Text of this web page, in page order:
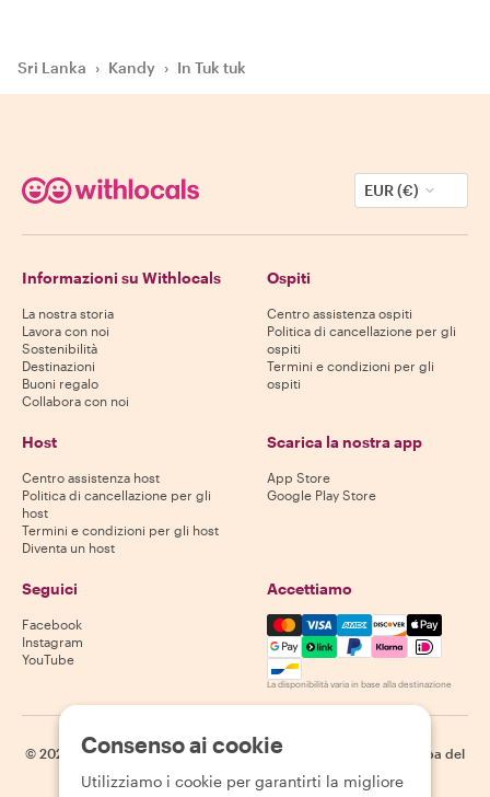
Sri Lanka › Kandy › In Tuk tuk
EUR (€)
Informazioni su Withlocals
La nostra storia
Lavora con noi
Sostenibilità
Destinazioni
Buoni regalo
Collabora con noi
Ospiti
Centro assistenza ospiti
Politica di cancellazione per gli
ospiti
Termini e condizioni per gli
ospiti
Host
Centro assistenza host
Politica di cancellazione per gli
host
Termini e condizioni per gli host
Diventa un host
Scarica la nostra app
App Store
Google Play Store
Seguici
Facebook
Instagram
YouTube
Accettiamo
Mastercard, Visa, Amex,
La disponibilità varia in base alla destinazione
© 2026 Withlocals.com | Informativa sulla privacy
Mappa del
Consenso ai cookie
Utilizziamo i cookie per garantirti la migliore